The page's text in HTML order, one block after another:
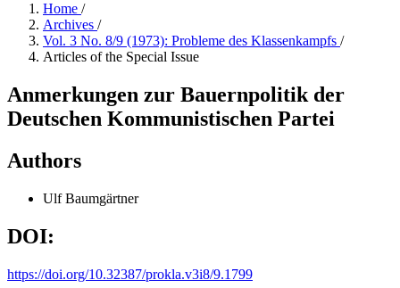
Home /
Archives /
Vol. 3 No. 8/9 (1973): Probleme des Klassenkampfs /
Articles of the Special Issue
Anmerkungen zur Bauernpolitik der
Deutschen Kommunistischen Partei
Authors
Ulf Baumgärtner
DOI:
https://doi.org/10.32387/prokla.v3i8/9.1799